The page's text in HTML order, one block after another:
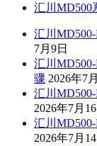
汇川MD500
汇川
7月9日
汇川
骤 2026年7
汇川
2026年7月16
汇川
2026年7月14